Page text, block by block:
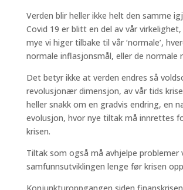
Verden blir heller ikke helt den samme
Covid 19 er blitt en del av vår
mye vi higer tilbake til vår ‘normale’,
normale inflasjonsmål, eller de normale
Det betyr ikke at verden endres så
revolusjonær dimensjon, av vår tids
heller snakk om en gradvis endring, en
evolusjon, hvor nye tiltak må innrettes
krisen.
Tiltak som også må avhjelpe problemer
samfunnsutviklingen lenge før krisen